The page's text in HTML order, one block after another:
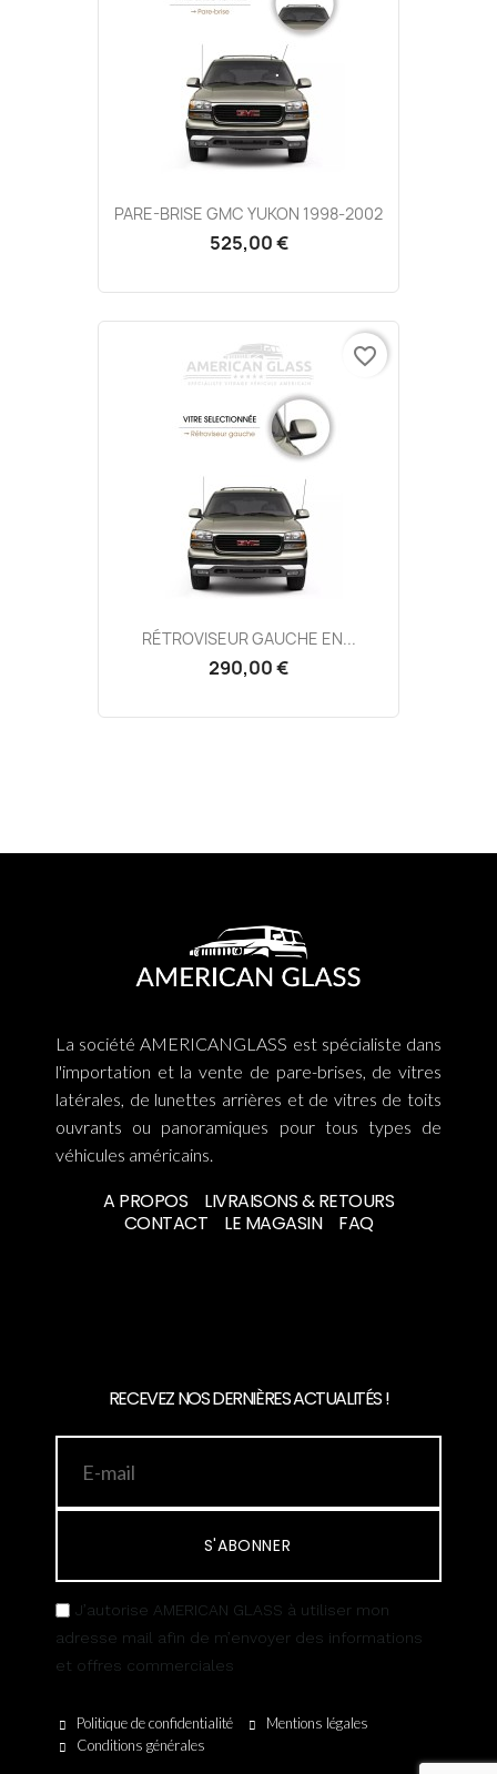
PARE-BRISE GMC YUKON 1998-2002
525,00 €
RÉTROVISEUR GAUCHE EN...
290,00 €
favorite_border
La société AMERICANGLASS est spécialiste dans
l'importation et la vente de pare-brises, de vitres
latérales, de lunettes arrières et de vitres de toits
ouvrants ou panoramiques pour tous types de
véhicules américains.
A PROPOS
LIVRAISONS & RETOURS
CONTACT
LE MAGASIN FAQ
RECEVEZ NOS DERNIÈRES ACTUALITÉS !
S'ABONNER
J’autorise AMERICAN GLASS à utiliser mon
adresse mail afin de m’envoyer des informations
et offres commerciales
Politique de confidentialité
Mentions légales
Conditions générales